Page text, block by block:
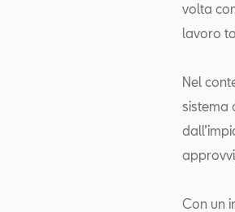
volta
lavoro
Nel
sistema
Con un